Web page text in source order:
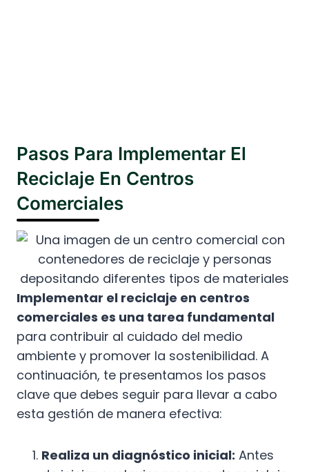
Pasos Para Implementar El
Reciclaje En Centros
Comerciales
Implementar el reciclaje en centros
comerciales es una tarea fundamental
para contribuir al cuidado del medio
ambiente y promover la sostenibilidad. A
continuación, te presentamos los pasos
clave que debes seguir para llevar a cabo
esta gestión de manera efectiva:
Realiza un diagnóstico inicial: Antes